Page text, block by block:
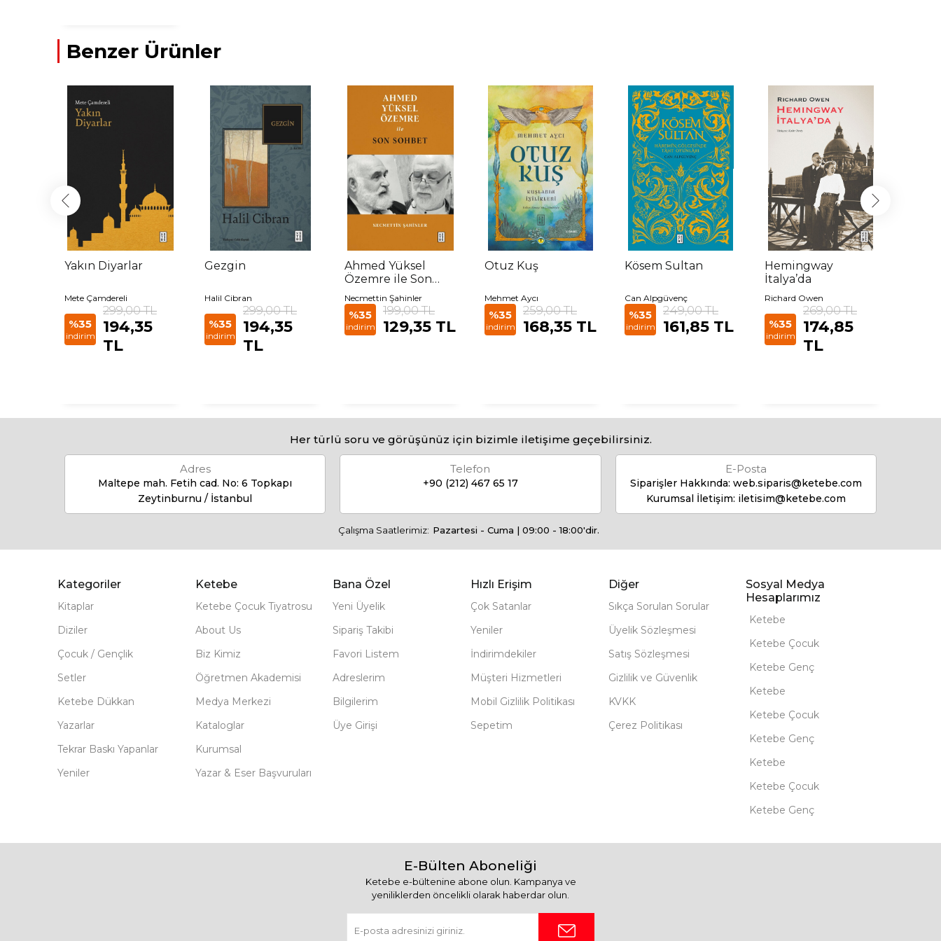
Benzer Ürünler
Yakın Diyarlar
Mete Çamdereli
%35
indirim
299,00 TL
194,35
TL
Gezgin
Halil Cibran
%35
indirim
299,00 TL
194,35
TL
Ahmed Yüksel
Özemre ile Son
Sohbet
Necmettin Şahinler
%35
indirim
199,00 TL
129,35 TL
Otuz Kuş
Mehmet Aycı
%35
indirim
259,00 TL
168,35 TL
Kösem Sultan
Can Alpgüvenç
%35
indirim
249,00 TL
161,85 TL
Hemingway
İtalya’da
Richard Owen
%35
indirim
269,00 TL
174,85
TL
Her türlü soru ve görüşünüz için bizimle iletişime geçebilirsiniz.
Adres
Maltepe mah. Fetih cad. No: 6 Topkapı
Zeytinburnu / İstanbul
Telefon
+90 (212) 467 65 17
E-Posta
Siparişler Hakkında: web.siparis@ketebe.com
Kurumsal İletişim: iletisim@ketebe.com
Çalışma Saatlerimiz: Pazartesi - Cuma | 09:00 - 18:00'dir.
Kategoriler
Kitaplar
Diziler
Çocuk / Gençlik
Setler
Ketebe Dükkan
Yazarlar
Tekrar Baskı Yapanlar
Yeniler
Ketebe
Ketebe Çocuk Tiyatrosu
About Us
Biz Kimiz
Öğretmen Akademisi
Medya Merkezi
Kataloglar
Kurumsal
Yazar & Eser Başvuruları
Bana Özel
Yeni Üyelik
Sipariş Takibi
Favori Listem
Adreslerim
Bilgilerim
Üye Girişi
Hızlı Erişim
Çok Satanlar
Yeniler
İndirimdekiler
Müşteri Hizmetleri
Mobil Gizlilik Politikası
Sepetim
Diğer
Sıkça Sorulan Sorular
Üyelik Sözleşmesi
Satış Sözleşmesi
Gizlilik ve Güvenlik
KVKK
Çerez Politikası
Sosyal Medya
Hesaplarımız
Ketebe
Ketebe Çocuk
Ketebe Genç
Ketebe
Ketebe Çocuk
Ketebe Genç
Ketebe
Ketebe Çocuk
Ketebe Genç
E-Bülten Aboneliği
Ketebe e-bültenine abone olun. Kampanya ve
yeniliklerden öncelikli olarak haberdar olun.